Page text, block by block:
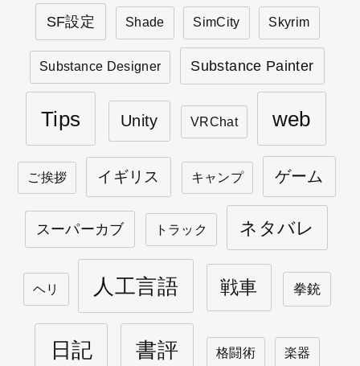
SF設定 Shade SimCity Skyrim
Substance Designer Substance Painter
Tips Unity VRChat web
ご挨拶 イギリス キャンプ ゲーム
スーパーカブ トラック ネタバレ
ヘリ 人工言語 戦車 拳銃
日記 書評 格闘術 楽器